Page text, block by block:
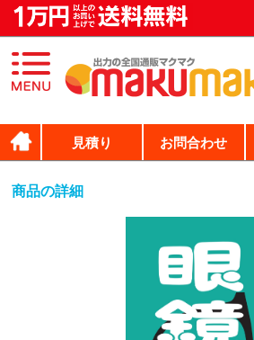
見積り お問合わせ
商品の詳細